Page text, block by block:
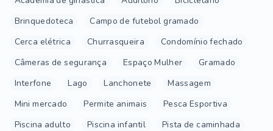
Brinquedoteca
Campo de futebol gramado
Cerca elétrica
Churrasqueira
Condomínio fechado
Câmeras de segurança
Espaço Mulher
Gramado
Interfone
Lago Lanchonete
Massagem
Mini mercado
Permite animais
Pesca Esportiva
Piscina adulto
Piscina infantil
Pista de caminhada